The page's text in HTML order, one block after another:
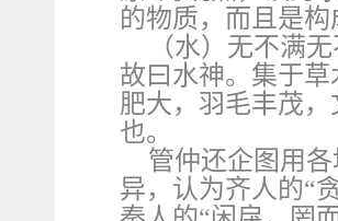
的物质，而且是
（水）无不满
故曰水神。集于
肥大，羽毛丰茂
也。
管仲还企图用
异，认为齐人的“